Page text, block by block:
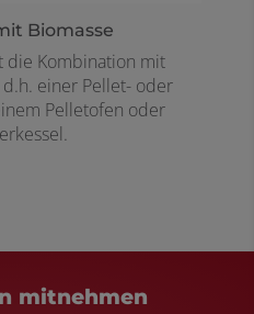
Biomasse
die Kombination mit
einer Pellet- oder
Pelletofen oder
mitnehmen​